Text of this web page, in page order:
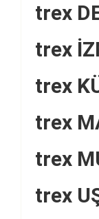
trex
trex
trex
trex
trex
trex